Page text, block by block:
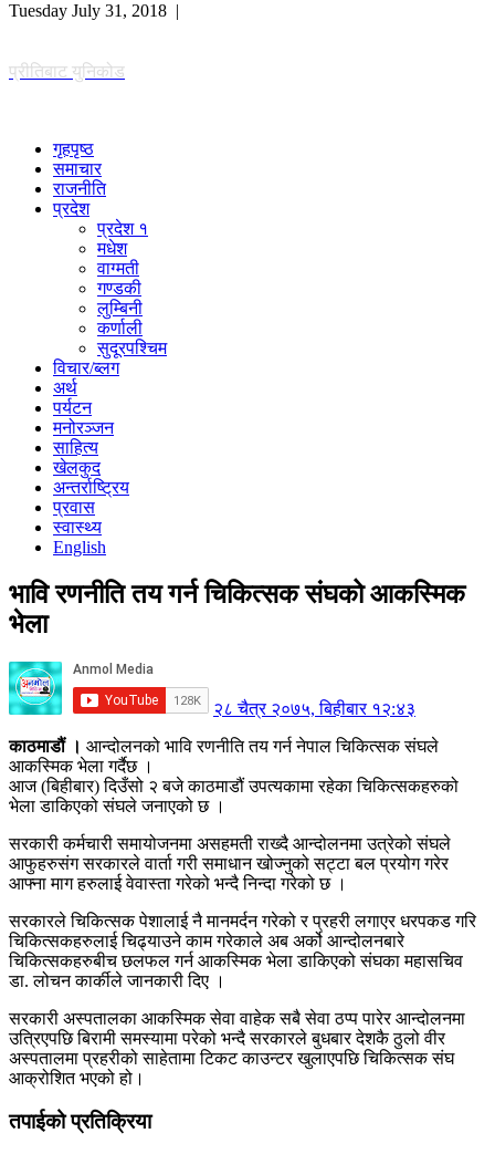
Tuesday July 31, 2018 |
प्रीतिबाट युनिकोड
गृहपृष्ठ
समाचार
राजनीति
प्रदेश
प्रदेश १
मधेश
वाग्मती
गण्डकी
लुम्बिनी
कर्णाली
सुदूरपश्चिम
विचार/ब्लग
अर्थ
पर्यटन
मनोरञ्जन
साहित्य
खेलकुद
अन्तर्राष्ट्रिय
प्रवास
स्वास्थ्य
English
भावि रणनीति तय गर्न चिकित्सक संघको आकस्मिक
भेला
२८ चैत्र २०७५, बिहीबार १२:४३
काठमाडौं । आन्दोलनको भावि रणनीति तय गर्न नेपाल चिकित्सक संघले
आकस्मिक भेला गर्दैछ ।
आज (बिहीबार) दिउँसो २ बजे काठमाडौं उपत्यकामा रहेका चिकित्सकहरुको
भेला डाकिएको संघले जनाएको छ ।
सरकारी कर्मचारी समायोजनमा असहमती राख्दै आन्दोलनमा उत्रेको संघले
आफुहरुसंग सरकारले वार्ता गरी समाधान खोज्नुको सट्टा बल प्रयोग गरेर
आफ्ना माग हरुलाई वेवास्ता गरेको भन्दै निन्दा गरेको छ ।
सरकारले चिकित्सक पेशालाई नै मानमर्दन गरेको र प्रहरी लगाएर धरपकड गरि
चिकित्सकहरुलाई चिढ्याउने काम गरेकाले अब अर्को आन्दोलनबारे
चिकित्सकहरुबीच छलफल गर्न आकस्मिक भेला डाकिएको संघका महासचिव
डा. लोचन कार्कीले जानकारी दिए ।
सरकारी अस्पतालका आकस्मिक सेवा वाहेक सबै सेवा ठप्प पारेर आन्दोलनमा
उत्रिएपछि बिरामी समस्यामा परेको भन्दै सरकारले बुधबार देशकै ठुलो वीर
अस्पतालमा प्रहरीको साहेतामा टिकट काउन्टर खुलाएपछि चिकित्सक संघ
आक्रोशित भएको हो।
तपाईको प्रतिक्रिया